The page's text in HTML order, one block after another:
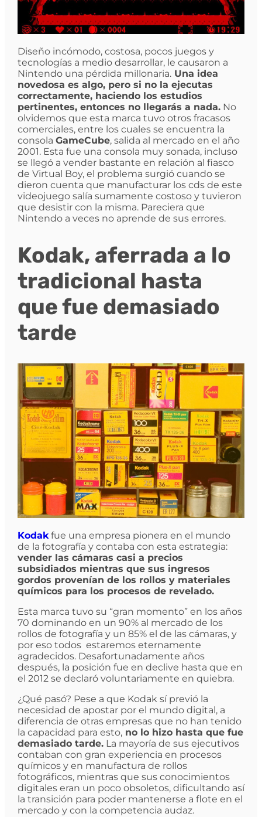
Diseño incómodo, costosa, pocos juegos y
tecnologías a medio desarrollar, le causaron a
Nintendo una pérdida millonaria.Una idea
novedosa es algo, pero si no la ejecutas
correctamente, haciendo los estudios
pertinentes, entonces no llegarás a nada.No
olvidemos que esta marca tuvo otros fracasos
comerciales, entre los cuales se encuentra la
consola GameCube, salida al mercado en el año
2001. Esta fue una consola muy sonada, incluso
se llegó a vender bastante en relación al fiasco
de Virtual Boy, el problema surgió cuando se
dieron cuenta que manufacturar los cds de este
videojuego salía sumamente costoso y tuvieron
que desistir con la misma. Pareciera que
Nintendo a veces no aprende de sus errores.
Kodak, aferrada a lo
tradicional hasta
que fue demasiado
tarde
Kodakfue una empresa pionera en el mundo
de la fotografía y contaba con esta estrategia:
vender las cámaras casi a precios
subsidiados mientras que sus ingresos
gordos provenían de los rollos y materiales
químicos para los procesos de revelado.
Esta marca tuvo su “gran momento” en los años
70 dominando en un 90% al mercado de los
rollos de fotografía y un 85% el de las cámaras, y
por eso todos estaremos eternamente
agradecidos. Desafortunadamente años
después, la posición fue en declive hasta que en
el 2012 se declaró voluntariamente en quiebra.
¿Qué pasó? Pese a que Kodak sí previó la
necesidad de apostar por el mundo digital, a
diferencia de otras empresas que no han tenido
la capacidad para esto,no lo hizo hasta que fue
demasiado tarde.La mayoría de sus ejecutivos
contaban con gran experiencia en procesos
químicos y en manufactura de rollos
fotográficos, mientras que sus conocimientos
digitales eran un poco obsoletos, dificultando así
la transición para poder mantenerse a flote en el
mercado y con la competencia audaz.